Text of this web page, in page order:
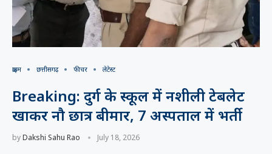
क्राइम छत्तीसगढ़ फीचर लेटेस्ट
Breaking: दुर्ग के स्कूल में नशीली टेबलेट
खाकर नौ छात्र बीमार, 7 अस्पताल में भर्ती
byDakshi Sahu Rao July 18, 2026